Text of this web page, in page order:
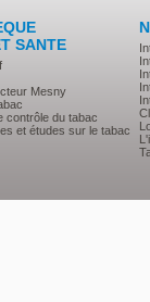
SANTE
Mesny
contrôle du tabac
et études sur le tabac